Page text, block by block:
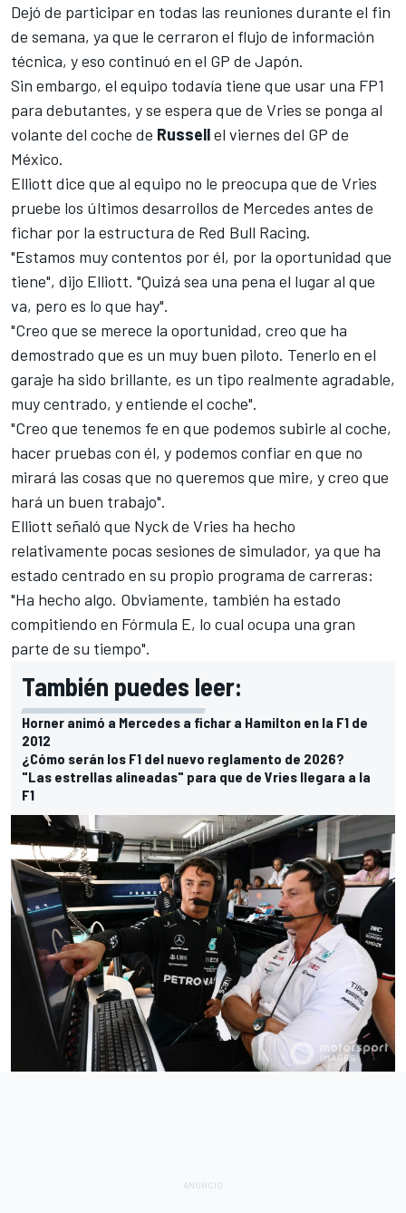
Dejó de participar en todas las reuniones durante el fin
de semana, ya que le cerraron el flujo de información
técnica, y eso continuó en el GP de Japón.
Sin embargo, el equipo todavía tiene que usar una FP1
para debutantes, y se espera que de Vries se ponga al
volante del coche de Russellel viernes del GP de
México.
Elliott dice que al equipo no le preocupa que de Vries
pruebe los últimos desarrollos de Mercedes antes de
fichar por la estructura de Red Bull Racing.
"Estamos muy contentos por él, por la oportunidad que
tiene", dijo Elliott. "Quizá sea una pena el lugar al que
va, pero es lo que hay".
"Creo que se merece la oportunidad, creo que ha
demostrado que es un muy buen piloto. Tenerlo en el
garaje ha sido brillante, es un tipo realmente agradable,
muy centrado, y entiende el coche".
"Creo que tenemos fe en que podemos subirle al coche,
hacer pruebas con él, y podemos confiar en que no
mirará las cosas que no queremos que mire, y creo que
hará un buen trabajo".
Elliott señaló que Nyck de Vries ha hecho
relativamente pocas sesiones de simulador, ya que ha
estado centrado en su propio programa de carreras:
"Ha hecho algo. Obviamente, también ha estado
compitiendo en Fórmula E, lo cual ocupa una gran
parte de su tiempo".
También puedes leer:
Horner animó a Mercedes a fichar a Hamilton en la F1 de
2012
¿Cómo serán los F1 del nuevo reglamento de 2026?
"Las estrellas alineadas" para que de Vries llegara a la
F1